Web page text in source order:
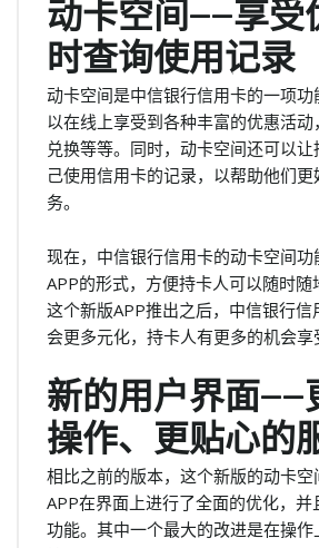
动卡空间——享受
时查询使用记录
动卡空间是中信银行信用卡的一项
以在线上享受到各种丰富的优惠活
兑换等等。同时，动卡空间还可以
己使用信用卡的记录，以帮助他们
务。
现在，中信银行信用卡的动卡空间
APP的形式，方便持卡人可以随时随
这个新版APP推出之后，中信银行
会更多元化，持卡人有更多的机会享
新的用户界面——
操作、更贴心的
相比之前的版本，这个新版的动卡
APP在界面上进行了全面的优化，并
功能。其中一个最大的改进是在操